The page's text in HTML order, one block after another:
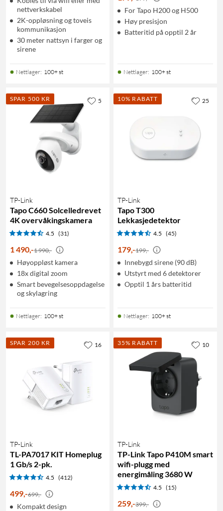
nettverkskabel
2K-oppløsning og toveis
kommunikasjon
30 meter nattsyn i farger og
sirene
Nettlager: 100+ st
For Tapo H200 og H500
Høy presisjon
Batteritid på opptil 2 år
Nettlager: 100+ st
SPAR 500 KR
TP-Link
Tapo C660 Solcelledrevet
4K overvåkingskamera
4.5 (31)
1 490,-1 990,-
Høyoppløst kamera
18x digital zoom
Smart bevegelsesoppdagelse
og skylagring
Nettlager: 100+ st
5 10% RABATT
TP-Link
Tapo T300
Lekkasjedetektor
4.5 (45)
179,-199,-
Innebygd sirene (90 dB)
Utstyrt med 6 detektorer
Opptil 1 års batteritid
Nettlager: 100+ st
25
SPAR 200 KR
TP-Link
TL-PA7017 KIT Homeplug
1 Gb/s 2-pk.
4.5 (412)
499,-699,-
Kompakt design
16 35% RABATT
TP-Link
TP-Link Tapo P410M smart
wifi-plugg med
energimåling 3680 W
4.5 (15)
259,-399,-
10